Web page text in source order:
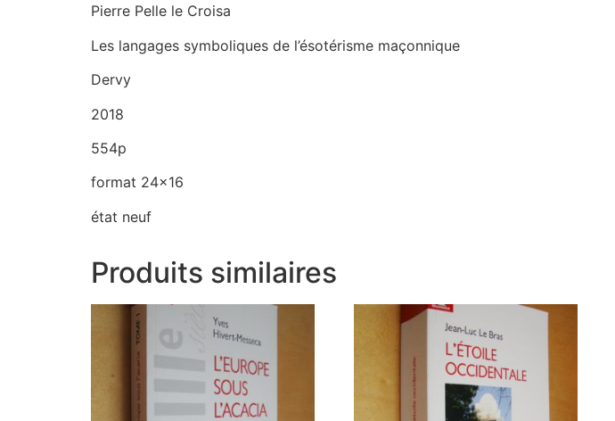
Pierre Pelle le Croisa
Les langages symboliques de l’ésotérisme maçonnique
Dervy
2018
554p
format 24×16
état neuf
Produits similaires